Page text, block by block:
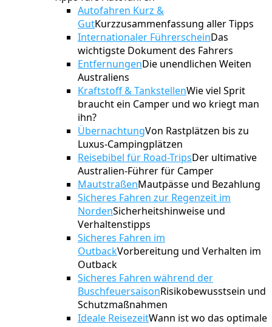
Autofahren Kurz &
GutKurzzusammenfassung aller Tipps
Internationaler FührerscheinDas
wichtigste Dokument des Fahrers
EntfernungenDie unendlichen Weiten
Australiens
Kraftstoff & TankstellenWie viel Sprit
braucht ein Camper und wo kriegt man
ihn?
ÜbernachtungVon Rastplätzen bis zu
Luxus-Campingplätzen
Reisebibel für Road-TripsDer ultimative
Australien-Führer für Camper
MautstraßenMautpässe und Bezahlung
Sicheres Fahren zur Regenzeit im
NordenSicherheitshinweise und
Verhaltenstipps
Sicheres Fahren im
OutbackVorbereitung und Verhalten im
Outback
Sicheres Fahren während der
BuschfeuersaisonRisikobewusstsein und
Schutzmaßnahmen
Ideale ReisezeitWann ist wo das optimale